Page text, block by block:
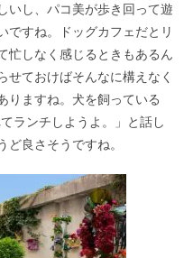
し、パコ美が歩き回って遊
ですね。ドッグカフェだとリ
忙しなく感じるときもあるん
せておけばそんなに構えなく
りますね。犬を飼っている
ランチしようよ。」と話し
良さそうですね。